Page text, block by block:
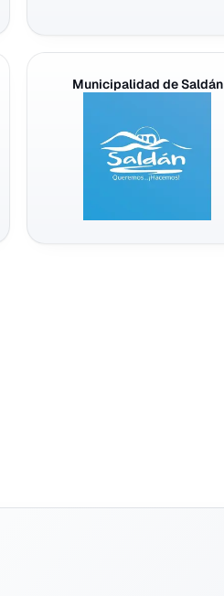
Municipalidad de Saldán